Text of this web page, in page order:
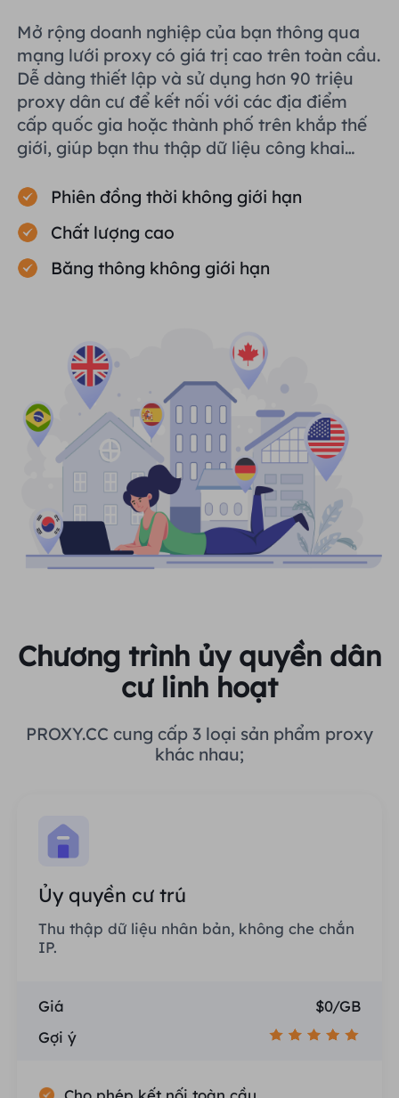
Mở rộng doanh nghiệp của bạn thông qua
mạng lưới proxy có giá trị cao trên toàn cầu.
Dễ dàng thiết lập và sử dụng hơn 90 triệu
proxy dân cư để kết nối với các địa điểm
cấp quốc gia hoặc thành phố trên khắp thế
giới, giúp bạn thu thập dữ liệu công khai
Phiên đồng thời không giới hạn
Chất lượng cao
Băng thông không giới hạn
Chương trình ủy quyền dân
cư linh hoạt
PROXY.CC cung cấp 3 loại sản phẩm proxy
khác nhau;
Ủy quyền cư trú
Thu thập dữ liệu nhân bản, không che chắn
IP.
Giá
$0/GB
Gợi ý